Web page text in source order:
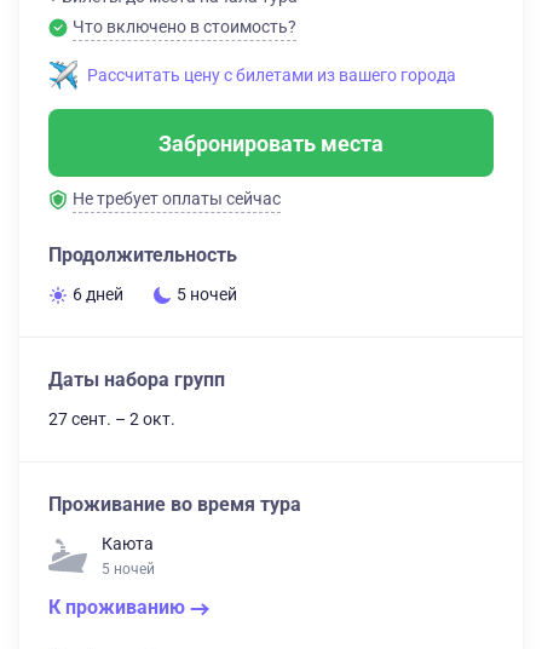
Что включено в стоимость?
Рассчитать цену с билетами из вашего города
Забронировать места
Не требует оплаты сейчас
Продолжительность
6 дней 5 ночей
Даты набора групп
27 сент. – 2 окт.
Проживание во время тура
Каюта
5 ночей
К проживанию